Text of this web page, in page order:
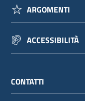
ARGOMENTI
ACCESSIBILITÀ
CONTATTI